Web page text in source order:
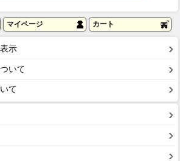
マイページ カート
示
いて
て